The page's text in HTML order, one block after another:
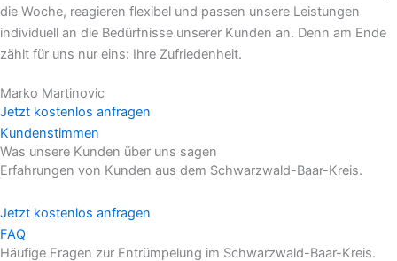
die Woche, reagieren flexibel und passen unsere Leistungen
individuell an die Bedürfnisse unserer Kunden an. Denn am Ende
zählt für uns nur eins: Ihre Zufriedenheit.
Marko Martinovic
Jetzt kostenlos anfragen
Kundenstimmen
Was unsere Kunden über uns sagen
Erfahrungen von Kunden aus dem Schwarzwald-Baar-Kreis.
Jetzt kostenlos anfragen
FAQ
Häufige Fragen zur Entrümpelung im Schwarzwald-Baar-Kreis.